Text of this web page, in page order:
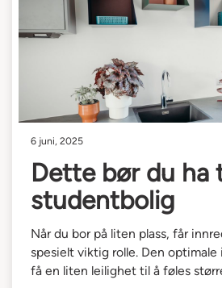
6 juni, 2025
Dette bør du ha
studentbolig
Når du bor på liten plass, får
spesielt viktig rolle. Den optimale
få en liten leilighet til å føles